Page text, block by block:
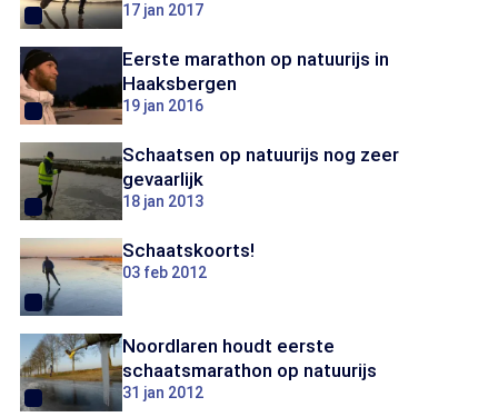
17 jan 2017
Eerste marathon op natuurijs in
Haaksbergen
19 jan 2016
Schaatsen op natuurijs nog zeer
gevaarlijk
18 jan 2013
Schaatskoorts!
03 feb 2012
Noordlaren houdt eerste
schaatsmarathon op natuurijs
31 jan 2012